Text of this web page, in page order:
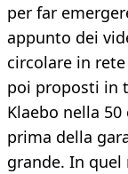
per far
appunto dei
circolare in
poi proposti in
Klaebo nella
prima della
grande. In quel